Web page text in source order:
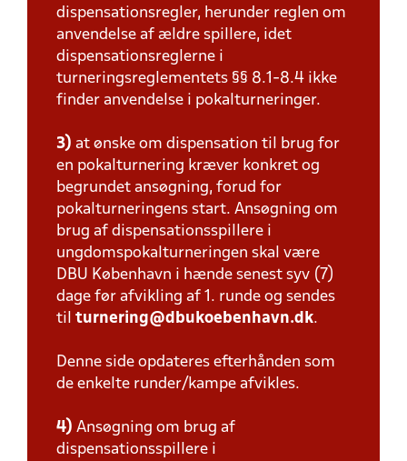
dispensationsregler, herunder reglen om
anvendelse af ældre spillere, idet
dispensationsreglerne i
turneringsreglementets §§ 8.1-8.4 ikke
finder anvendelse i pokalturneringer.
3) at ønske om dispensation til brug for
en pokalturnering kræver konkret og
begrundet ansøgning, forud for
pokalturneringens start. Ansøgning om
brug af dispensationsspillere i
ungdomspokalturneringen skal være
DBU København i hænde senest syv (7)
dage før afvikling af 1. runde og sendes
til turnering@dbukoebenhavn.dk.
Denne side opdateres efterhånden som
de enkelte runder/kampe afvikles.
4) Ansøgning om brug af
dispensationsspillere i